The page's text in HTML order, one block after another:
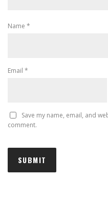
Name *
Email *
Save my name, email, and
comment.